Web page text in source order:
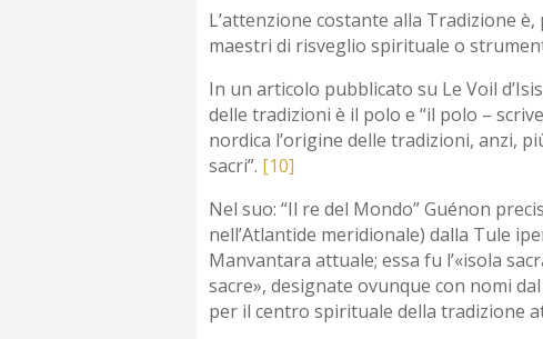
L’attenzione costante alla Tradizione
maestri di risveglio spirituale o
In un articolo pubblicato su Le Voil
delle tradizioni è il polo e “il polo –
nordica l’origine delle tradizioni, anzi,
sacri”. [10]
Nel suo: “Il re del Mondo” Guénon
nell’Atlantide meridionale) dalla Tule
Manvantara attuale; essa fu l’«isola
sacre», designate ovunque con nomi
per il centro spirituale della tradizione